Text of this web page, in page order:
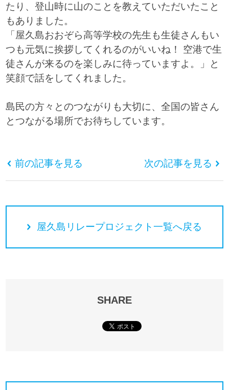
たり、登山時に山のことを教えていただいたこと
もありました。
「屋久島おおぞら高等学校の先生も生徒さんもい
つも元気に挨拶してくれるのがいいね！ 空港で生
徒さんが来るのを楽しみに待っていますよ。」と
笑顔で話をしてくれました。
島民の方々とのつながりも大切に、全国の皆さん
とつながる場所でお待ちしています。
前の記事を見る 次の記事を見る
屋久島リレープロジェクト一覧へ戻る
SHARE